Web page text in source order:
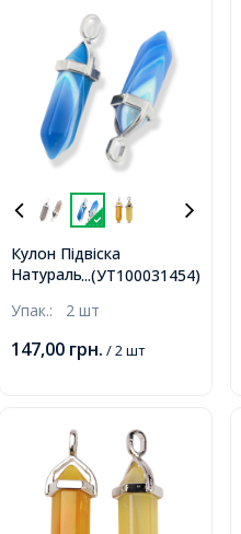
...(УТ100031454)
Кулон Підвіска
Натуральний Смугастий
Шапочкою зі Сплаву, 37-
Упак.: 2 шт
147,00 грн. / 2 шт